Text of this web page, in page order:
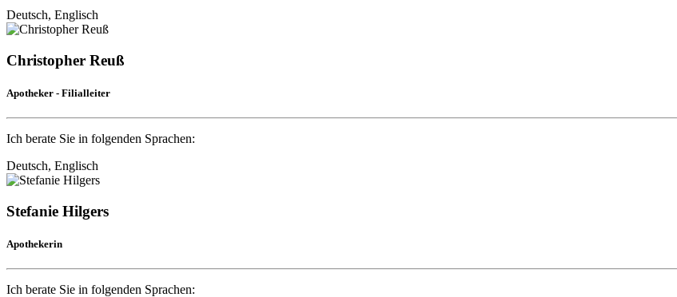
Deutsch, Englisch
Christopher Reuß
Apotheker - Filialleiter
Ich berate Sie in folgenden Sprachen:
Deutsch, Englisch
Stefanie Hilgers
Apothekerin
Ich berate Sie in folgenden Sprachen: